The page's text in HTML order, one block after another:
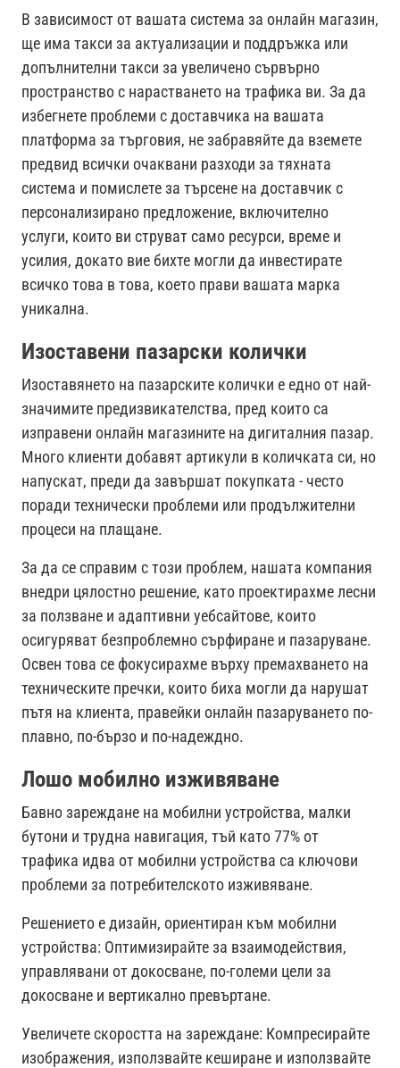
В зависимост от вашата система за онлайн магазин,
ще има такси за актуализации и поддръжка или
допълнителни такси за увеличено сървърно
пространство с нарастването на трафика ви. За да
избегнете проблеми с доставчика на вашата
платформа за търговия, не забравяйте да вземете
предвид всички очаквани разходи за тяхната
система и помислете за търсене на доставчик с
персонализирано предложение, включително
услуги, които ви струват само ресурси, време и
усилия, докато вие бихте могли да инвестирате
всичко това в това, което прави вашата марка
уникална.
Изоставени пазарски колички
Изоставянето на пазарските колички е едно от най-
значимите предизвикателства, пред които са
изправени онлайн магазините на дигиталния пазар.
Много клиенти добавят артикули в количката си, но
напускат, преди да завършат покупката - често
поради технически проблеми или продължителни
процеси на плащане.
За да се справим с този проблем, нашата компания
внедри цялостно решение, като проектирахме лесни
за ползване и адаптивни уебсайтове, които
осигуряват безпроблемно сърфиране и пазаруване.
Освен това се фокусирахме върху премахването на
техническите пречки, които биха могли да нарушат
пътя на клиента, правейки онлайн пазаруването по-
плавно, по-бързо и по-надеждно.
Лошо мобилно изживяване
Бавно зареждане на мобилни устройства, малки
бутони и трудна навигация, тъй като 77% от
трафика идва от мобилни устройства са ключови
проблеми за потребителското изживяване.
Решението е дизайн, ориентиран към мобилни
устройства: Оптимизирайте за взаимодействия,
управлявани от докосване, по-големи цели за
докосване и вертикално превъртане.
Увеличете скоростта на зареждане: Компресирайте
изображения, използвайте кеширане и използвайте